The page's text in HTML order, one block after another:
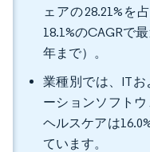
ェアの28.21%を
18.1%のCAGRで
年まで）。
業種別では、ITお
ーションソフトウ
ヘルスケアは
ています。